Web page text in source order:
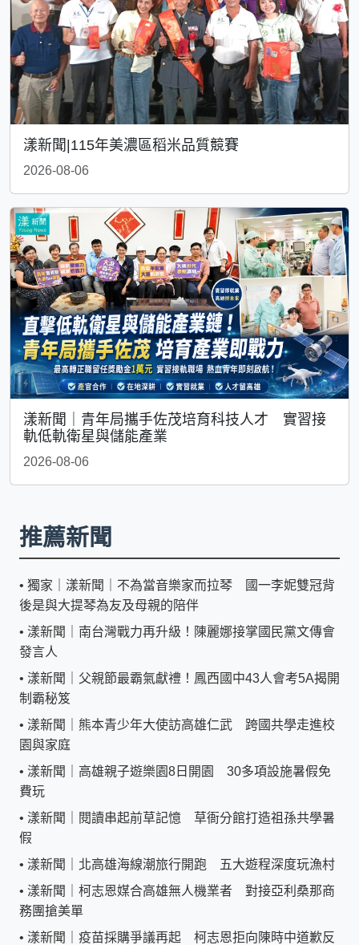
漾新聞|115年美濃區稻米品質競賽
2026-08-06
漾新聞｜青年局攜手佐茂培育科技人才 實習接
軌低軌衛星與儲能產業
2026-08-06
推薦新聞
• 獨家｜漾新聞｜不為當音樂家而拉琴 國一李妮雙冠背
後是與大提琴為友及母親的陪伴
• 漾新聞｜南台灣戰力再升級！陳麗娜接掌國民黨文傳會
發言人
• 漾新聞｜父親節最霸氣獻禮！鳳西國中43人會考5A揭開
制霸秘笈
• 漾新聞｜熊本青少年大使訪高雄仁武 跨國共學走進校
園與家庭
• 漾新聞｜高雄親子遊樂園8日開園 30多項設施暑假免
費玩
• 漾新聞｜閱讀串起前草記憶 草衙分館打造祖孫共學暑
假
• 漾新聞｜北高雄海線潮旅行開跑 五大遊程深度玩漁村
• 漾新聞｜柯志恩媒合高雄無人機業者 對接亞利桑那商
務團搶美單
• 漾新聞｜疫苗採購爭議再起 柯志恩拒向陳時中道歉反